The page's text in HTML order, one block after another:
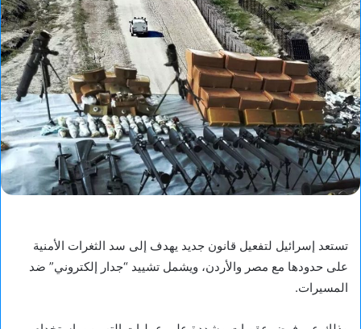
تستعد إسرائيل لتفعيل قانون جديد يهدف إلى سد الثغرات الأمنية
على حدودها مع مصر والأردن، ويشمل تشييد “جدار إلكتروني” ضد
المسيرات.